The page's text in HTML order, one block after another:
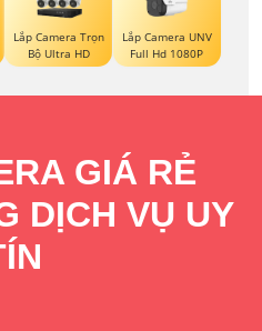
Lắp Camera Trọn
Bộ Ultra HD
Lắp Camera UNV
Full Hd 1080P
GIÁ RẺ
DỊCH VỤ UY